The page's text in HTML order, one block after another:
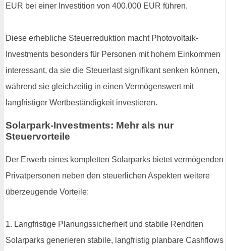
EUR bei einer Investition von 400.000 EUR führen.
Diese erhebliche Steuerreduktion macht Photovoltaik-
Investments besonders für Personen mit hohem Einkommen
interessant, da sie die Steuerlast signifikant senken können,
während sie gleichzeitig in einen Vermögenswert mit
langfristiger Wertbeständigkeit investieren.
Solarpark-Investments: Mehr als nur
Steuervorteile
Der Erwerb eines kompletten Solarparks bietet vermögenden
Privatpersonen neben den steuerlichen Aspekten weitere
überzeugende Vorteile:
1. Langfristige Planungssicherheit und stabile Renditen
Solarparks generieren stabile, langfristig planbare Cashflows